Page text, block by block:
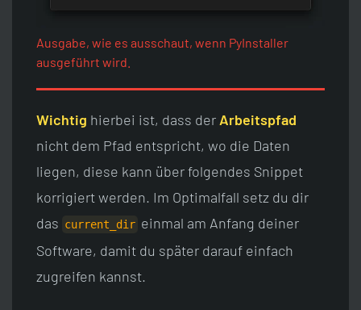
Ausgabe, wie es ausschaut, wenn PyInstaller
ausgeführt wird.
Wichtig hierbei ist, dass der Arbeitspfad
nicht dem Pfad entspricht, wo die Daten
liegen, diese kann über folgendes Snippet
korrigiert werden. Im Optimalfall setz du dir
das current_dir einmal am Anfang deiner
Software, damit du später darauf einfach
zugreifen kannst.